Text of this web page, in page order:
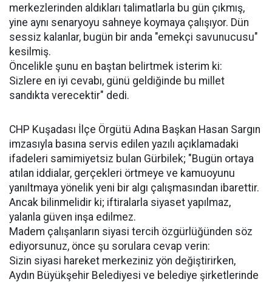
merkezlerinden aldıkları talimatlarla bu gün çıkmış,
yine aynı senaryoyu sahneye koymaya çalışıyor. Dün
sessiz kalanlar, bugün bir anda "emekçi savunucusu"
kesilmiş.
Öncelikle şunu en baştan belirtmek isterim ki:
Sizlere en iyi cevabı, günü geldiğinde bu millet
sandıkta verecektir" dedi.
CHP Kuşadası İlçe Örgütü Adına Başkan Hasan Sargın
imzasıyla basına servis edilen yazılı açıklamadaki
ifadeleri samimiyetsiz bulan Gürbilek; "Bugün ortaya
atılan iddialar, gerçekleri örtmeye ve kamuoyunu
yanıltmaya yönelik yeni bir algı çalışmasından ibarettir.
Ancak bilinmelidir ki; iftiralarla siyaset yapılmaz,
yalanla güven inşa edilmez.
Madem çalışanların siyasi tercih özgürlüğünden söz
ediyorsunuz, önce şu sorulara cevap verin:
Sizin siyasi hareket merkeziniz yön değiştirirken,
Aydın Büyükşehir Belediyesi ve belediye şirketlerinde